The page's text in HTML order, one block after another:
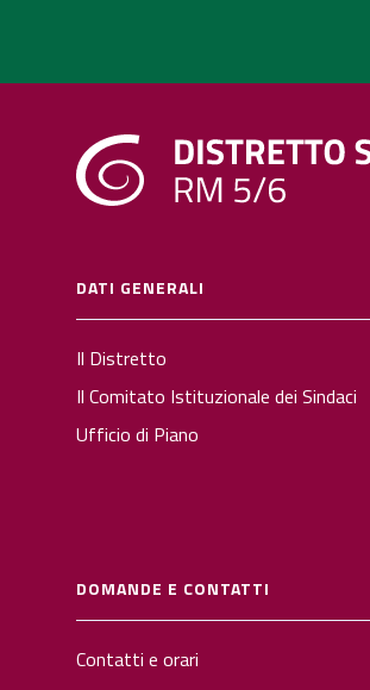
DATI GENERALI
Il Distretto
Il Comitato Istituzionale dei Sindaci
Ufficio di Piano
DOMANDE E CONTATTI
Contatti e orari